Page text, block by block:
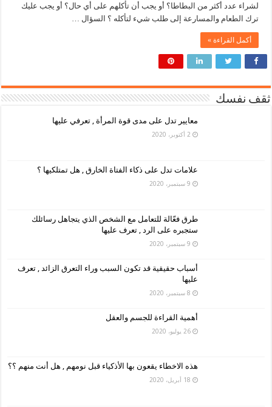
لشراء عدد أكثر من البطاطا؟ أو يجب أن تأكلهم على أي حال؟ أو يجب عليك
ترك الطعام والمسارعة إلى طلب شيء لتأكله ؟ السؤال …
أكمل القراءة »
ثقف نفسك
معايير تدل على مدى قوة المرأة , تعرفي عليها
2 أكتوبر، 2020
علامات تدل على ذكاء الفتاة الخارق , هل تمتلكيها ؟
9 سبتمبر، 2020
طرق فعّالة للتعامل مع الشخص الذي يتجاهل رسائلك
ستجبره على الرد , تعرف عليها
9 سبتمبر، 2020
أسباب حقيقية قد تكون السبب وراء التعرق الزائد , تعرف
عليها
8 سبتمبر، 2020
أهمية القراءة للجسم والعقل
26 يوليو، 2020
هذه الاخطاء يقعون بها الأذكياء قبل نومهم , هل أنت منهم ؟؟
18 أبريل، 2020